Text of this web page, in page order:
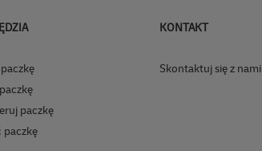
paczkę
paczkę
KONTAKT
Skontaktuj się z nami